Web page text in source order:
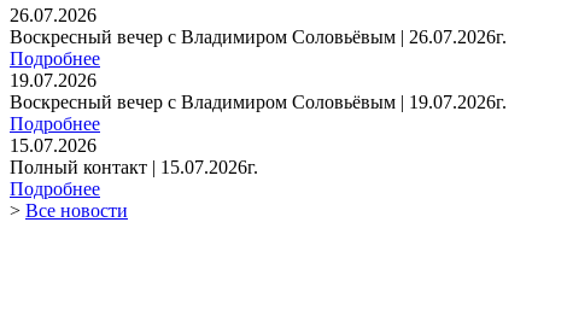
26.07.2026
Воскресный вечер с Владимиром Соловьёвым | 26.07.2026г.
Подробнее
19.07.2026
Воскресный вечер с Владимиром Соловьёвым | 19.07.2026г.
Подробнее
15.07.2026
Полный контакт | 15.07.2026г.
Подробнее
> Все новости